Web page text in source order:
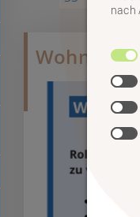
Wohnen
nach